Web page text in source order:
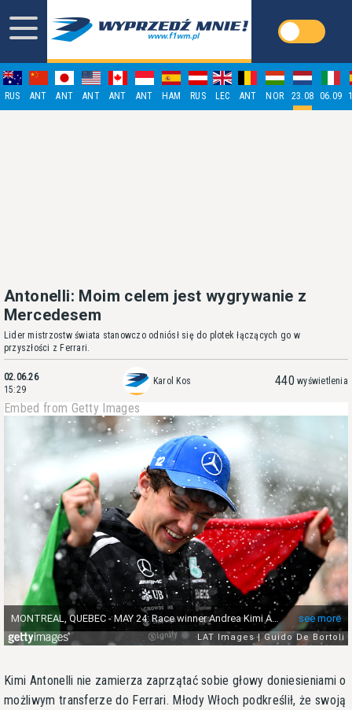
RUS ANT ANT ANT ANT ANT HAM RUS LEC ANT NOR 23.08 06.09
Antonelli: Moim celem jest wygrywanie z
Mercedesem
Lider mistrzostw świata stanowczo odniósł się do plotek łączących go w
przyszłości z Ferrari.
02.06.26
15:29
Karol Kos 440 wyświetlenia
Embed from Getty Images
Kimi Antonelli nie zamierza zaprzątać sobie głowy doniesieniami o
możliwym transferze do Ferrari. Młody Włoch podkreślił, że swoją